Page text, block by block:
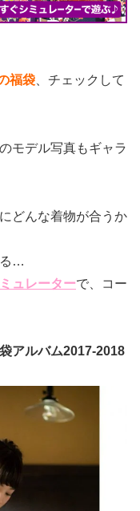
福袋 、チェックして
モデル写真もギャラ
どんな着物が合うか
る…
ュレーターで、コー
アルバム2017-2018